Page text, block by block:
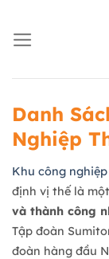
đến
nội
Danh
Nghiệp
Khu công
định vị thế là
và thành công
Tập đoàn
đoàn hàng đầu